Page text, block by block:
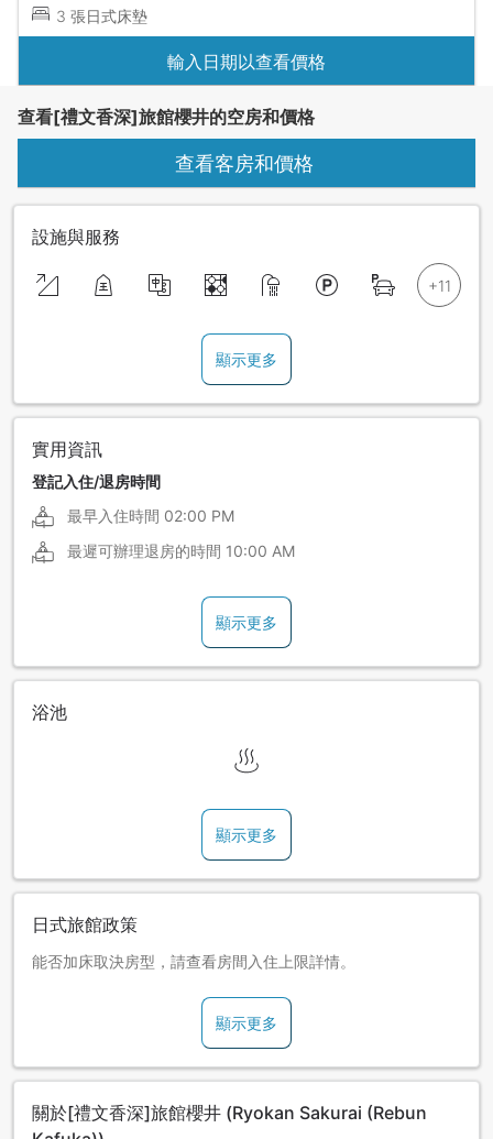
3 張日式床墊
輸入日期以查看價格
查看[禮文香深]旅館櫻井的空房和價格
查看客房和價格
設施與服務
顯示更多
實用資訊
登記入住/退房時間
最早入住時間 02:00 PM
最遲可辦理退房的時間 10:00 AM
顯示更多
浴池
顯示更多
日式旅館政策
能否加床取決房型，請查看房間入住上限詳情。
顯示更多
關於[禮文香深]旅館櫻井 (Ryokan Sakurai (Rebun